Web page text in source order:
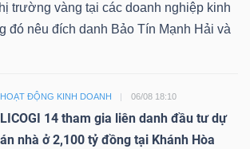
trường vàng tại các doanh nghiệp kinh
đó nêu đích danh Bảo Tín Mạnh Hải và
HOẠT ĐỘNG KINH DOANH 06/08 18:10
LICOGI 14 tham gia liên danh đầu tư dự
án nhà ở 2,100 tỷ đồng tại Khánh Hòa